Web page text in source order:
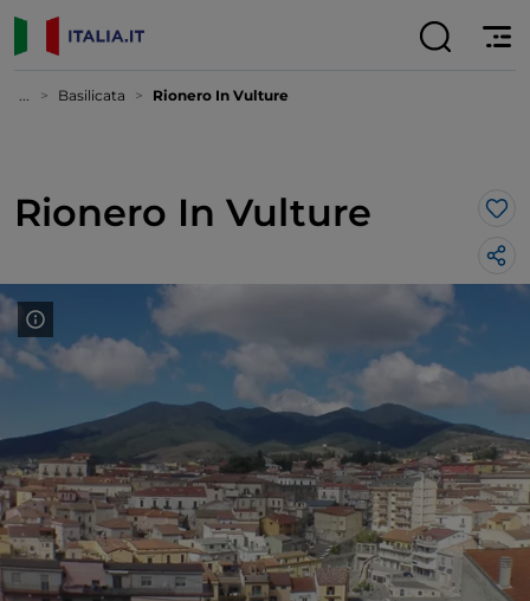
... Basilicata Rionero In Vulture
Rionero In Vulture